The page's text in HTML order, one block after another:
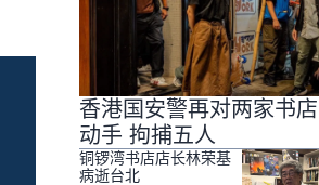
香港国安警再对两家书店
动手 拘捕五人
铜锣湾书店店长林荣基
病逝台北